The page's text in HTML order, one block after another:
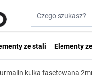
ze stali Elementy
kulka fasetowana